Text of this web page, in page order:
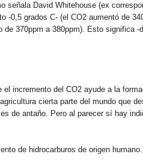
señala David Whitehouse (ex
-0,5 grados C- (el CO2 aumentó de
370ppm a 380ppm). Esto significa
incremento del CO2 ayude a la
cierta parte del mundo que
de antaño. Pero al parecer sí hay
de hidrocarburos de origen